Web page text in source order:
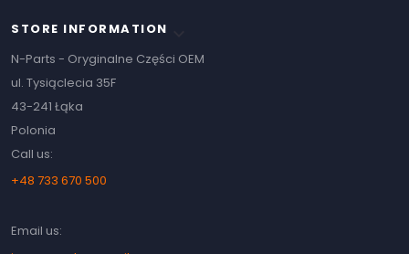
STORE INFORMATION
N-Parts - Oryginalne Części OEM
ul. Tysiąclecia 35F
43-241 Łąka
Polonia
Call us:
+48 733 670 500
Email us: